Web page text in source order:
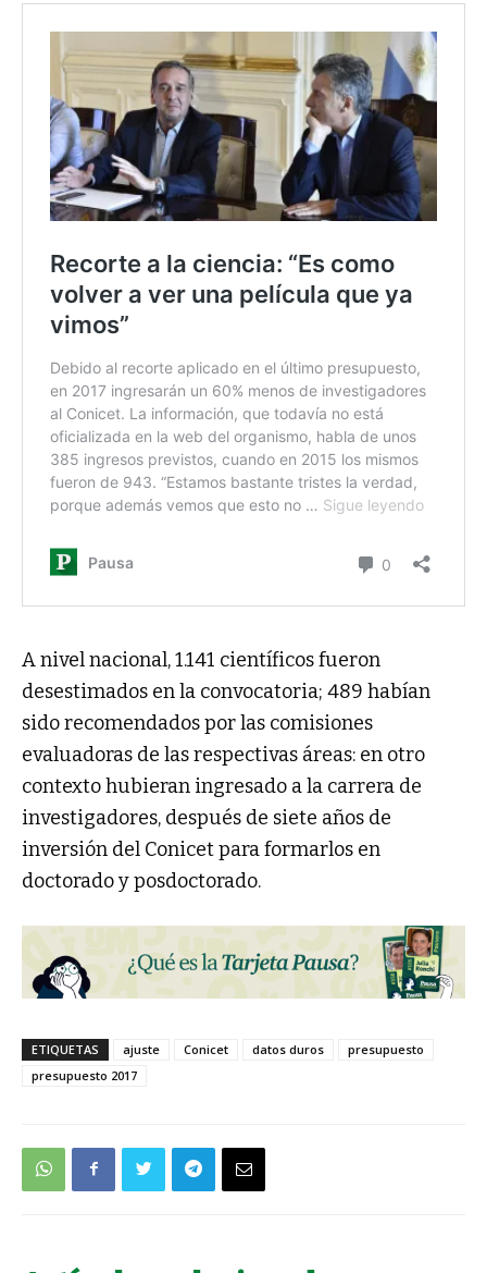
A nivel nacional, 1.141 científicos fueron
desestimados en la convocatoria; 489 habían
sido recomendados por las comisiones
evaluadoras de las respectivas áreas: en otro
contexto hubieran ingresado a la carrera de
investigadores, después de siete años de
inversión del Conicet para formarlos en
doctorado y posdoctorado.
ETIQUETAS ajuste Conicet datos duros
presupuesto
presupuesto 2017